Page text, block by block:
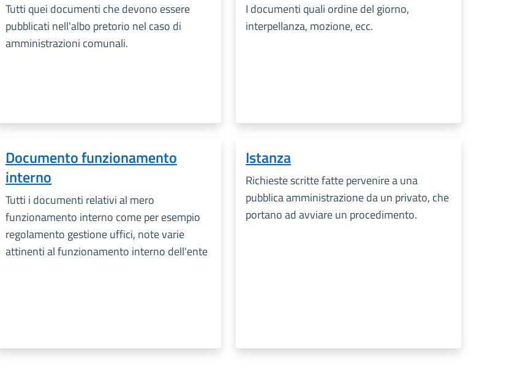
Tutti quei documenti che devono essere
pubblicati nell'albo pretorio nel caso di
amministrazioni comunali.
I documenti quali ordine del giorno,
interpellanza, mozione, ecc.
Documento funzionamento
interno
Tutti i documenti relativi al mero
funzionamento interno come per esempio
regolamento gestione uffici, note varie
attinenti al funzionamento interno dell'ente
Istanza
Richieste scritte fatte pervenire a una
pubblica amministrazione da un privato, che
portano ad avviare un procedimento.